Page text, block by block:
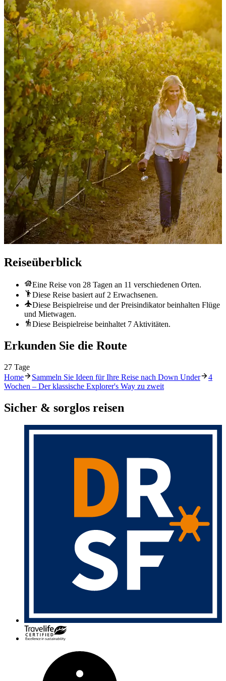
Reiseüberblick
Eine Reise von 28 Tagen an 11 verschiedenen Orten.
Diese Reise basiert auf 2 Erwachsenen.
Diese Beispielreise und der Preisindikator beinhalten Flüge
und Mietwagen.
Diese Beispielreise beinhaltet 7 Aktivitäten.
Erkunden Sie die Route
27 Tage
Home
Sammeln Sie Ideen für Ihre Reise nach Down Under
4
Wochen – Der klassische Explorer's Way zu zweit
Sicher & sorglos reisen